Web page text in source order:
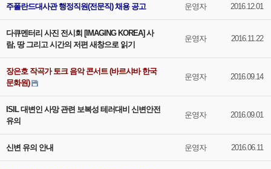
주폴란드대사관 행정직원(전문직) 채용 공고 운영자 2016.12.01
다큐멘터리 사진 전시회 [IMAGING KOREA] 사
람, 땅 그리고 시간의 저편 새창으로 읽기
운영자 2016.11.22
장은호 작곡가 토크 음악 콘서트 (바르샤바 한국
문화원)
운영자 2016.09.14
ISIL 대변인 사망 관련 보복성 테러대비 신변안전
유의
운영자 2016.09.01
신변 유의 안내 운영자 2016.06.11